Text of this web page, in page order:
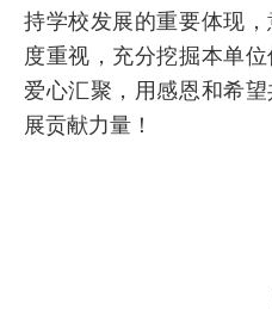
持学校发展的重要体现
度重视，充分挖掘本单
爱心汇聚，用感恩和希
展贡献力量！